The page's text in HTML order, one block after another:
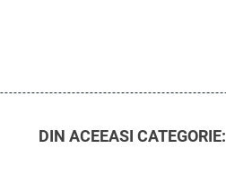
DIN ACEEASI CATEGORIE: